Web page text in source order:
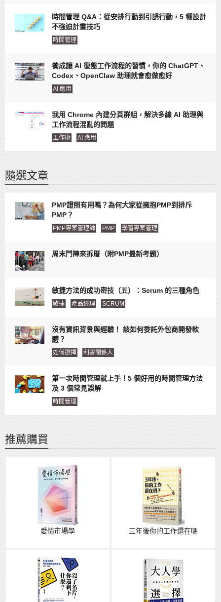
時間管理 Q&A：從安排行動到引誘行動，5 種設計
不強迫計畫技巧
時間管理
養成讓 AI 復盤工作流程的習慣，你的 ChatGPT、
Codex、OpenClaw 助理就會愈做愈好
AI 應用
我用 Chrome 內建分頁群組，解決多線 AI 助理與
工作流程混亂的問題
工作術 AI 應用
隨選文章
PMP證照有用嗎？為何大家從擁抱PMP到排斥
PMP？
PMP專案管理師 PMP 學習專案管理
周末鬥陣來拆厝（附PMP最新考題）
敏捷方法的成功密技（五）：Scrum 的三種角色
敏捷 產品經理 SCRUM
沒有資訊背景與經驗！ 該如何委託外包商開發軟
體？
如何選擇 利害關係人
第一次時間管理就上手！5 個好用的時間管理方法
及 3 個常見誤解
時間管理
推薦購買
愛情市場學 三年後你的工作還在嗎